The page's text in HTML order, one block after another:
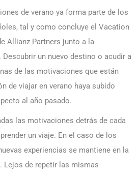
de verano ya forma parte de los
tal y como concluye el Vacation
Allianz Partners junto a la
un nuevo destino o acudir a
de las motivaciones que están
de viajar en verano haya subido
al año pasado.
las motivaciones detrás de cada
un viaje. En el caso de los
experiencias se mantiene en la
Lejos de repetir las mismas